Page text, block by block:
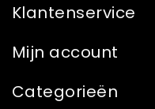
Klantenservice
Mijn account
Categorieën